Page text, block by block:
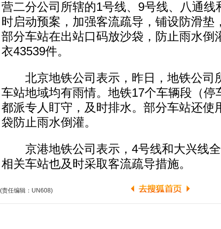
营二分公司所辖的1号线、9号线、八通线
时启动预案，加强客流疏导，铺设防滑垫
部分车站在出站口码放沙袋，防止雨水倒
衣43539件。
北京地铁公司表示，昨日，地铁公司
车站地域均有雨情。地铁17个车辆段（停
都派专人盯守，及时排水。部分车站还使
袋防止雨水倒灌。
京港地铁公司表示，4号线和大兴线全
相关车站也及时采取客流疏导措施。
(责任编辑：UN608)